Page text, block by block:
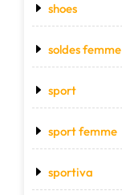
shoes
soldes femme
sport
sport femme
sportiva